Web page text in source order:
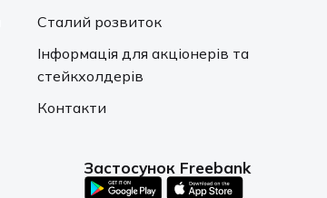
Сталий розвиток
Інформація для акціонерів та
стейкхолдерів
Контакти
Застосунок Freebank